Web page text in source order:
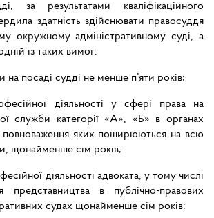
за результатами кваліфікаційного
здатність здійснювати правосуддя
окружному адміністративному суді, а
із таких вимог:
на посаді судді не менше п’яти років;
діяльності у сфері права на
служби категорії «А», «Б» в органах
повноваження яких поширюються на всю
щонайменше сім років;
діяльності адвоката, у тому числі
представництва в публічно-правових
судах щонайменше сім років;